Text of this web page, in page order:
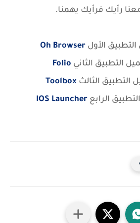
رأيك فرأيك يهمنا.
الأولOh Browser
التطبيق الثاني Folio
التطبيق الثالث Toolbox
الرابعIOS Launcher